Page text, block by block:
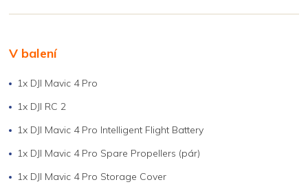
V balení
1x DJI Mavic 4 Pro
1x DJI RC 2
1x DJI Mavic 4 Pro Intelligent Flight Battery
1x DJI Mavic 4 Pro Spare Propellers (pár)
1x DJI Mavic 4 Pro Storage Cover